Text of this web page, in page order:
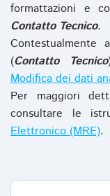
formattazioni e
Contatto Tecnico.
Contestualmente
(Contatto Tecnico
Modifica dei dati
Per maggiori
consultare le
Elettronico (MRE).